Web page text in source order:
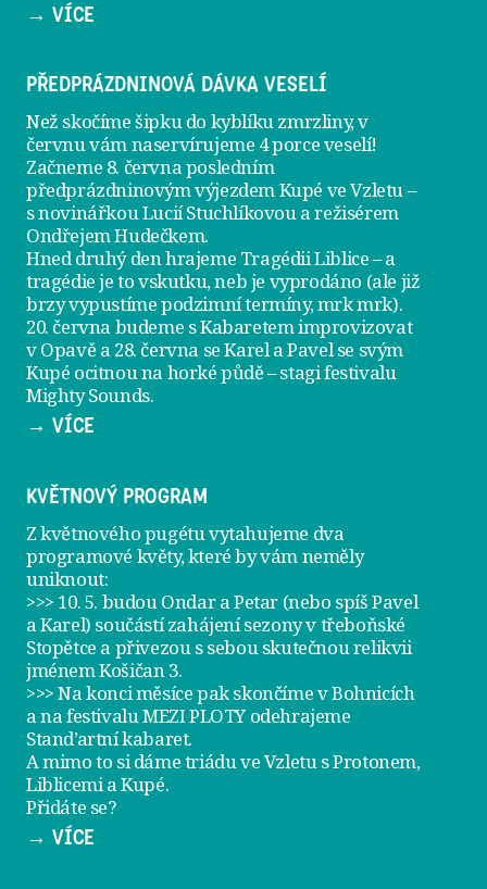
→ VÍCE
PŘEDPRÁZDNINOVÁ DÁVKA VESELÍ
Než skočíme šipku do kyblíku zmrzliny, v
červnu vám naservírujeme 4 porce veselí!
Začneme 8. června posledním
předprázdninovým výjezdemKupé ve Vzletu–
s novinářkou Lucií Stuchlíkovou a režisérem
Ondřejem Hudečkem.
Hned druhý den hrajeme Tragédii Liblice– a
tragédie je to vskutku, neb je vyprodáno (ale již
brzy vypustíme podzimní termíny, mrk mrk).
20. června budeme s Kabaretem improvizovat
v Opavě a 28. června se Karel a Pavel se svým
Kupé ocitnou na horké půdě – stagi festivalu
Mighty Sounds.
→ VÍCE
KVĚTNOVÝ PROGRAM
Z květnového pugétu vytahujeme dva
programové květy, které by vám neměly
uniknout:
>>> 10. 5. budou Ondar a Petar (nebo spíš Pavel
a Karel) součástí zahájení sezony vtřeboňské
Stopětce a přivezou s sebou skutečnou relikvii
jménemKošičan 3.
>>> Na konci měsíce pak skončíme v Bohnicích
a na festivaluMEZI PLOTY odehrajeme
Stand’artní kabaret.
A mimo to si dámetriádu ve Vzletu s Protonem,
Liblicemi a Kupé.
Přidáte se?
→ VÍCE